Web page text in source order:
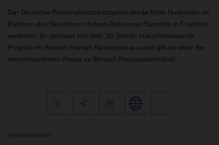
Der Deutsche Personalwirtschaftspreis wurde Mitte November im
Rahmen des Deutschen Human Resources Summits in Frankfurt
verliehen. Er zeichnet seit über 30 Jahren zukunftsweisende
Projekte im Bereich Human Resources aus und gilt als einer der
renommiertesten Preise im Bereich Personalwirtschaft.
Ansprechpartner